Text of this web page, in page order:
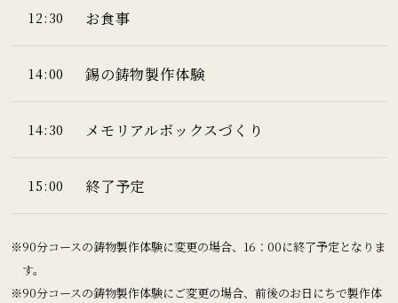
12:30 お食事
14:00 錫の鋳物製作体験
14:30 メモリアルボックスづくり
15:00 終了予定
※90分コースの鋳物製作体験に変更の場合、16：00に終了予定となりま
す。
※90分コースの鋳物製作体験にご変更の場合、前後のお日にちで製作体